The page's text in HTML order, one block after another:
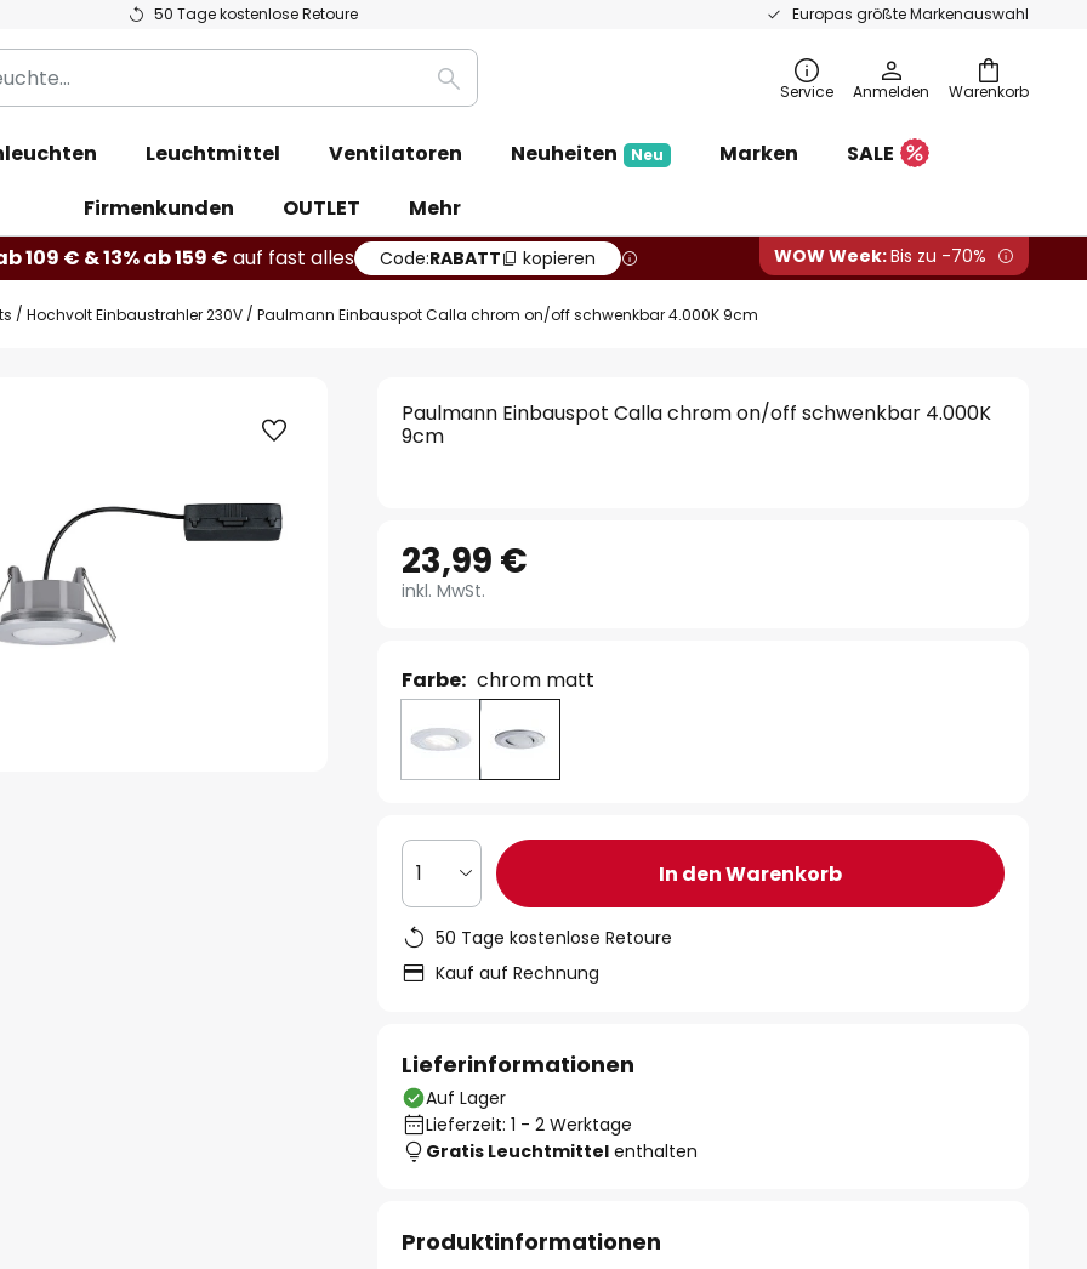
50 Tage kostenlose Retoure Europas größte Markenauswahl
Warenkorb
Suche Service Anmelden
Leuchtmittel Ventilatoren Neuheiten Neu Marken
SALE
Firmenkunden
OUTLET
Mehr
109 € & 13% ab 159 € auf fast alles Code:RABATT kopieren WOW Week:Bis zu -70%
Hochvolt Einbaustrahler 230V Paulmann Einbauspot Calla chrom on/off schwenkbar 4.000K 9cm
Paulmann Einbauspot Calla chrom on/off schwenkbar 4.000K
9cm
23,99 €
inkl. MwSt.
Farbe: chrom matt
1 In den Warenkorb
50 Tage kostenlose Retoure
Kauf auf Rechnung
Lieferinformationen
Auf Lager
Lieferzeit: 1 - 2 Werktage
Gratis Leuchtmittel enthalten
Produktinformationen